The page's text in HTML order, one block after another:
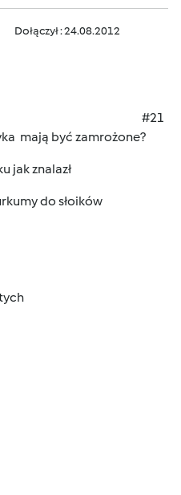
Dołączył : 24.08.2012
#21
mają być zamrożone?
jak znalazł
do słoików